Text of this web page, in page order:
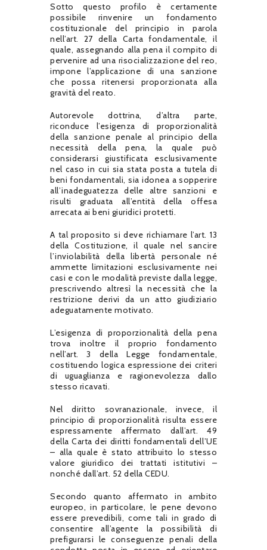
Sotto questo profilo è certamente
possibile rinvenire un fondamento
costituzionale del principio in parola
nell’art. 27 della Carta fondamentale, il
quale, assegnando alla pena il compito di
pervenire ad una risocializzazione del reo,
impone l’applicazione di una sanzione
che possa ritenersi proporzionata alla
gravità del reato.
Autorevole dottrina, d’altra parte,
riconduce l’esigenza di proporzionalità
della sanzione penale al principio della
necessità della pena, la quale può
considerarsi giustificata esclusivamente
nel caso in cui sia stata posta a tutela di
beni fondamentali, sia idonea a sopperire
all’inadeguatezza delle altre sanzioni e
risulti graduata all’entità della offesa
arrecata ai beni giuridici protetti.
A tal proposito si deve richiamare l’art. 13
della Costituzione, il quale nel sancire
l’inviolabilità della libertà personale né
ammette limitazioni esclusivamente nei
casi e con le modalità previste dalla legge,
prescrivendo altresì la necessità che la
restrizione derivi da un atto giudiziario
adeguatamente motivato.
L’esigenza di proporzionalità della pena
trova inoltre il proprio fondamento
nell’art. 3 della Legge fondamentale,
costituendo logica espressione dei criteri
di uguaglianza e ragionevolezza dallo
stesso ricavati.
Nel diritto sovranazionale, invece, il
principio di proporzionalità risulta essere
espressamente affermato dall’art. 49
della Carta dei diritti fondamentali dell’UE
– alla quale è stato attribuito lo stesso
valore giuridico dei trattati istitutivi –
nonché dall’art. 52 della CEDU.
Secondo quanto affermato in ambito
europeo, in particolare, le pene devono
essere prevedibili, come tali in grado di
consentire all’agente la possibilità di
prefigurarsi le conseguenze penali della